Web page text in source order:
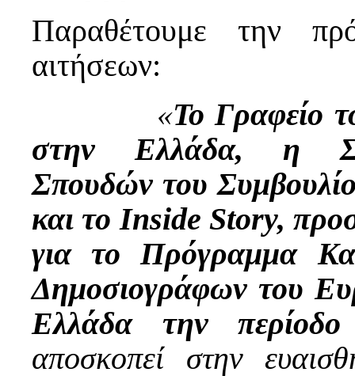
Παραθέτουμε την
αιτήσεων:
«Το Γραφείο
στην Ελλάδα, η
Σπουδών του
και το Inside Story,
για το Πρόγραμμα
Δημοσιογράφων του
Ελλάδα την περίοδο
αποσκοπεί στην